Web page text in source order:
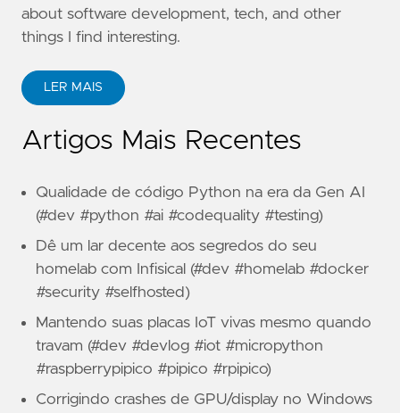
about software development, tech, and other
things I find interesting.
LER MAIS
Artigos Mais Recentes
Qualidade de código Python na era da Gen AI
(#dev #python #ai #codequality #testing)
Dê um lar decente aos segredos do seu
homelab com Infisical (#dev #homelab #docker
#security #selfhosted)
Mantendo suas placas IoT vivas mesmo quando
travam (#dev #devlog #iot #micropython
#raspberrypipico #pipico #rpipico)
Corrigindo crashes de GPU/display no Windows